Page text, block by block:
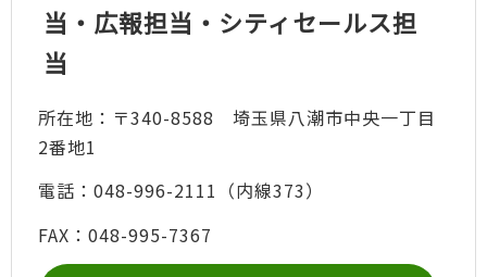
当・広報担当・シティセールス担
当
所在地：〒340-8588 埼玉県八潮市中央一丁目
2番地1
電話：048-996-2111（内線373）
FAX：048-995-7367